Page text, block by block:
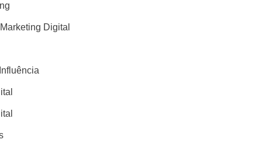
Digital